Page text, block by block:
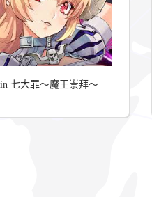
七大罪～魔王崇拜～